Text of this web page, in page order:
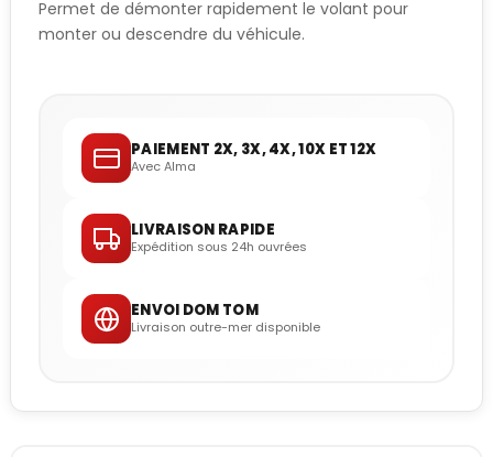
Permet de démonter rapidement le volant pour
monter ou descendre du véhicule.
PAIEMENT 2X, 3X, 4X, 10X ET 12X
Avec Alma
LIVRAISON RAPIDE
Expédition sous 24h ouvrées
ENVOI DOM TOM
Livraison outre-mer disponible